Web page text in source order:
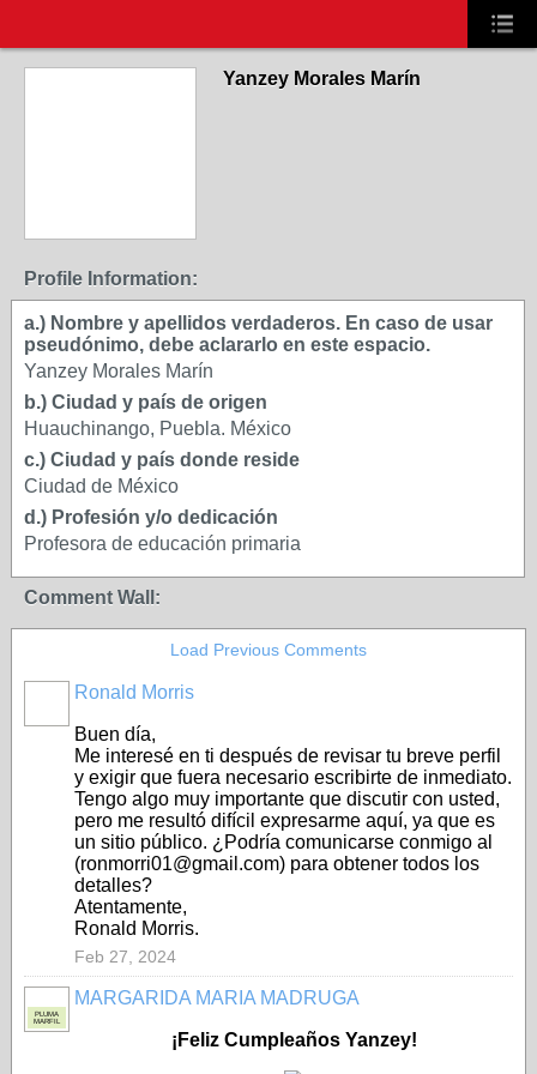
Yanzey Morales Marín
Profile Information:
a.) Nombre y apellidos verdaderos. En caso de usar
pseudónimo, debe aclararlo en este espacio.
Yanzey Morales Marín
b.) Ciudad y país de origen
Huauchinango, Puebla. México
c.) Ciudad y país donde reside
Ciudad de México
d.) Profesión y/o dedicación
Profesora de educación primaria
Comment Wall:
Load Previous Comments
Ronald Morris
Buen día,
Me interesé en ti después de revisar tu breve perfil
y exigir que fuera necesario escribirte de inmediato.
Tengo algo muy importante que discutir con usted,
pero me resultó difícil expresarme aquí, ya que es
un sitio público. ¿Podría comunicarse conmigo al
(ronmorri01@gmail.com) para obtener todos los
detalles?
Atentamente,
Ronald Morris.
Feb 27, 2024
PLUMA
MARFIL
MARGARIDA MARIA MADRUGA
¡Feliz Cumpleaños Yanzey!